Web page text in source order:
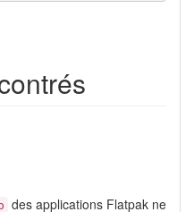
des applications Flatpak ne